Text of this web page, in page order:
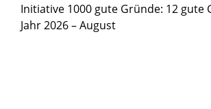
Initiative 1000 gute Gründe: 12 gute
Jahr 2026 – August